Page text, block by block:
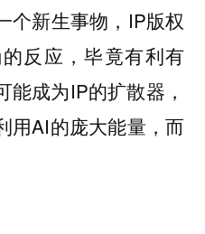
个新生事物，IP版权
反应，毕竟有利有
成为IP的扩散器，
用AI的庞大能量，而